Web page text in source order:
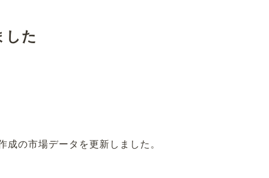
した
の市場データを更新しました。